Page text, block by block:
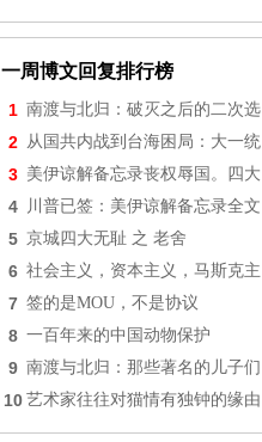
一周博文回复排行榜
1 南渡与北归：破灭之后的二次选
2 从国共内战到台海困局：大一统
3 美伊谅解备忘录丧权辱国。四大
4 川普已签：美伊谅解备忘录全文
5 京城四大无耻 之 老舍
6 社会主义，资本主义，马斯克主
7 签的是MOU，不是协议
8 一百年来的中国动物保护
9 南渡与北归：那些著名的儿子们
10 艺术家往往对猫情有独钟的缘由